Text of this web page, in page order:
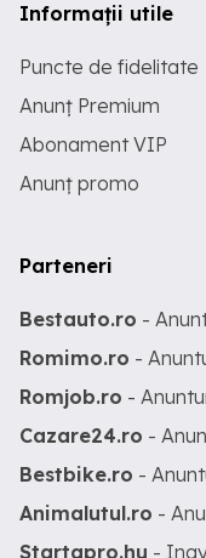
Informații utile
Puncte de fidelitate
Anunț Premium
Abonament VIP
Anunț promo
Parteneri
Bestauto.ro -
Romimo.ro -
Romjob.ro -
Cazare24.ro -
Bestbike.ro -
Animalutul.ro -
Startapro.hu -